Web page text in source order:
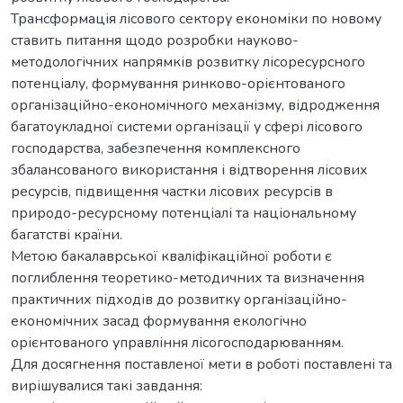
Трансформація лісового сектору економіки по новому
ставить питання щодо розробки науково-
методологічних напрямків розвитку лісоресурсного
потенціалу, формування ринково-орієнтованого
організаційно-економічного механізму, відродження
багатоукладної системи організації у сфері лісового
господарства, забезпечення комплексного
збалансованого використання і відтворення лісових
ресурсів, підвищення частки лісових ресурсів в
природо-ресурсному потенціалі та національному
багатстві країни.
Метою бакалаврської кваліфікаційної роботи є
поглиблення теоретико-методичних та визначення
практичних підходів до розвитку організаційно-
економічних засад формування екологічно
орієнтованого управління лісогосподарюванням.
Для досягнення поставленої мети в роботі поставлені та
вирішувалися такі завдання: